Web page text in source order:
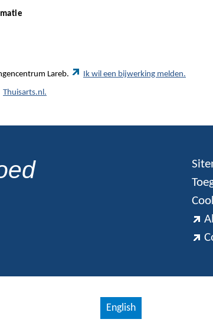
Lareb. Ik wil een bijwerking melden.
Thuisarts.nl.
English